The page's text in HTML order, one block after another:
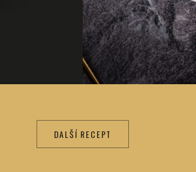
DALŠÍ RECEPT